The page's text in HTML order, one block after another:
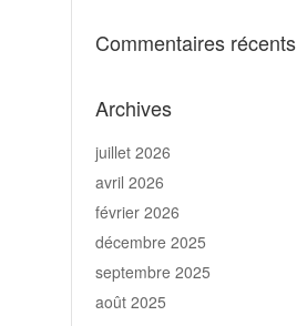
Commentaires récents
Archives
juillet 2026
avril 2026
février 2026
décembre 2025
septembre 2025
août 2025